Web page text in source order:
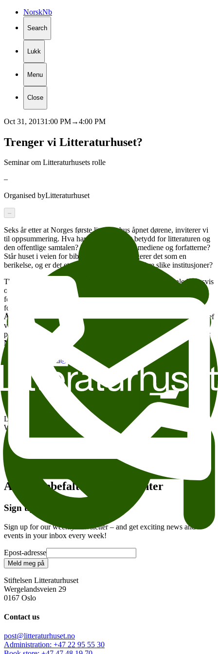
NorskNb
Search
Lukk
Menu
Close
Oct 31, 20131:00 PM→4:00 PM
Trenger vi Litteraturhuset?
Seminar om Litteraturhusets rolle
–
Organised byLitteraturhuset
–
Seks år etter at Norges første litteraturhus åpnet dørene, inviterer vi
til oppsummering. Hva har Litteraturhuset betydd for litteraturen og
den offentlige samtalen? For debattklimaet, mediene og forfatterne?
Står huset i veien for bibliotekene, eller fungerer det som en
berikelse, og er det et offentlig anliggende å sikre slike institusjoner?
Tidligere utenriksminister
snakker innledningsvis
om Litteraturhusets rolle for det offentlige ordskiftet i Norge, mens
forfatter
innleder om Litteraturhuset og
forfatterrollen. Statssekretær i kulturdepartementet
Åmås
, byråd for kultur og næringHallstein Bjerckeog litteratursjef
ved Kulturhuset i Stockholm
vil alle belyse
problemstillingen fra ulike ståsteder og delta i panelet. Moderator er
Mikkel Bugge
post@litteraturhuset.no
(mailto:post@litteraturhuset.no)
Symposium 2013 varer fra 30. oktober til 3. november.
Les mer og se hele programmet
(https://litteraturhuset.no/arrangement/symposium-2013/)
Litteraturhuset Seminar om Litteraturhusets rolle Symposium 2013
Wergeland Påmelding
Add to calendar
Tema:
Andre anbefalte arrangementer
Sign up for our newsletter
Sign up for our weekly newsletter – and get exciting news and
events in your inbox every week!
Epost-adresse
Meld meg på
Stiftelsen Litteraturhuset
Wergelandsveien 29
0167 Oslo
Contact us
post@litteraturhuset.no
Administration: +47 22 95 55 30